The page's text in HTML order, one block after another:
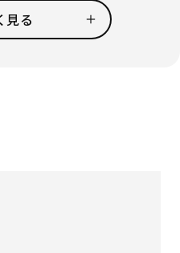
ンセプトに、個々に合わ
て下さい。
がりを感じられるお仕事
見る